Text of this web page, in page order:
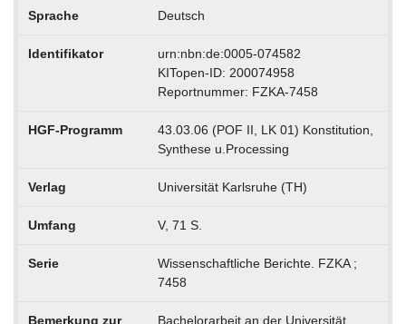
Sprache Deutsch
Identifikator
urn:nbn:de:0005-074582
KITopen-ID: 200074958
Reportnummer: FZKA-7458
HGF-Programm
43.03.06 (POF II, LK 01) Konstitution,
Synthese u.Processing
Verlag Universität Karlsruhe (TH)
Umfang V, 71 S.
Serie
Wissenschaftliche Berichte. FZKA ;
7458
Bemerkung zur Bachelorarbeit an der Universität